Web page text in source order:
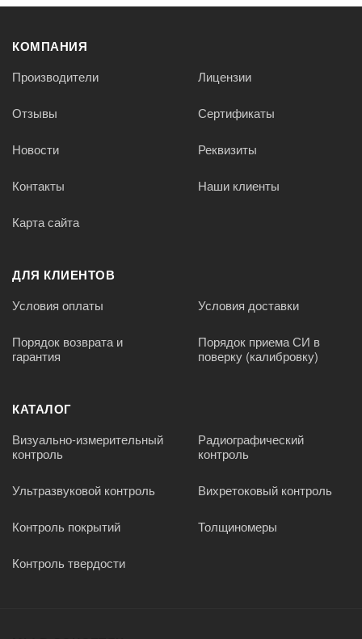
КОМПАНИЯ
Производители Лицензии
Отзывы Сертификаты
Новости Реквизиты
Контакты Наши клиенты
Карта сайта
ДЛЯ КЛИЕНТОВ
Условия оплаты Условия доставки
Порядок возврата и
гарантия
Порядок приема СИ в
поверку (калибровку)
КАТАЛОГ
Визуально-измерительный
контроль
Радиографический
контроль
Ультразвуковой контроль Вихретоковый контроль
Контроль покрытий Толщиномеры
Контроль твердости